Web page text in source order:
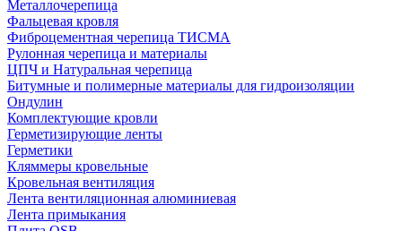
Металлочерепица
Фальцевая кровля
Фиброцементная черепица ТИСМА
Рулонная черепица и материалы
ЦПЧ и Натуральная черепица
Битумные и полимерные материалы для гидроизоляции
Ондулин
Комплектующие кровли
Герметизирующие ленты
Герметики
Кляммеры кровельные
Кровельная вентиляция
Лента вентиляционная алюминиевая
Лента примыкания